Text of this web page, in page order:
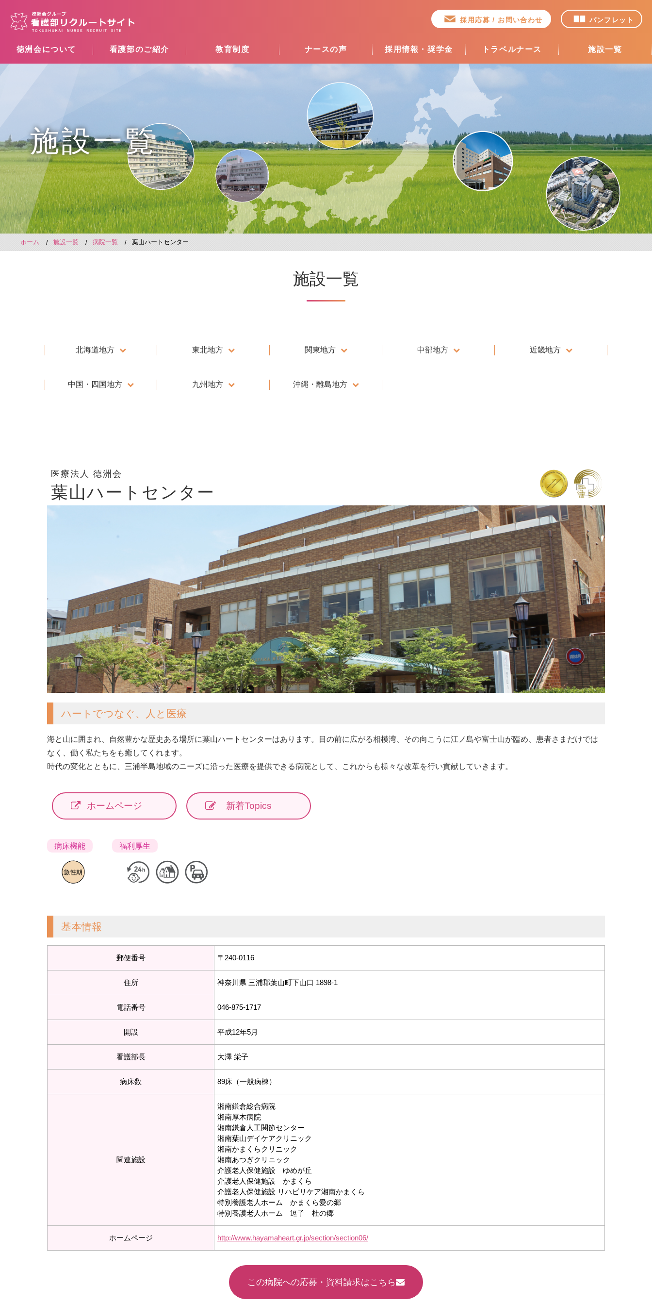
採用応募 / お問い合わせ パンフレット
徳洲会について 看護部のご紹介 教育制度 ナースの声 採用情報・奨学金 トラベルナース 施設一覧
施設一覧
ホーム 施設一覧 病院一覧 葉山ハートセンター
施設一覧
北海道地方 東北地方 関東地方 中部地方 近畿地方
中国・四国地方 九州地方 沖縄・離島地方
医療法人 徳洲会
葉山ハートセンター
ハートでつなぐ、人と医療
海と山に囲まれ、自然豊かな歴史ある場所に葉山ハートセンターはあります。目の前に広がる相模湾、その向こうに江ノ島や富士山が臨め、患者さまだけでは
なく、働く私たちをも癒してくれます。
時代の変化とともに、三浦半島地域のニーズに沿った医療を提供できる病院として、これからも様々な改革を行い貢献していきます。
ホームページ 新着Topics
病床機能 福利厚生
基本情報
郵便番号 〒240-0116
住所 神奈川県 三浦郡葉山町下山口 1898-1
電話番号 046-875-1717
開設 平成12年5月
看護部長 大澤 栄子
病床数 89床（一般病棟）
関連施設
湘南鎌倉総合病院
湘南厚木病院
湘南鎌倉人工関節センター
湘南葉山デイケアクリニック
湘南かまくらクリニック
湘南あつぎクリニック
介護老人保健施設 ゆめが丘
介護老人保健施設 かまくら
介護老人保健施設 リハビリケア湘南かまくら
特別養護老人ホーム かまくら愛の郷
特別養護老人ホーム 逗子 杜の郷
ホームページ http://www.hayamaheart.gr.jp/section/section06/
この病院への応募・資料請求はこちら